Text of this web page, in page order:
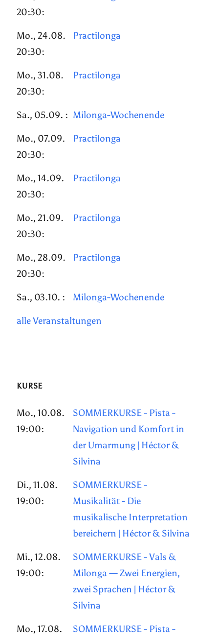
20:30:
Mo., 24.08.
20:30:
Practilonga
Mo., 31.08.
20:30:
Practilonga
Sa., 05.09. : Milonga-Wochenende
Mo., 07.09.
20:30:
Practilonga
Mo., 14.09.
20:30:
Practilonga
Mo., 21.09.
20:30:
Practilonga
Mo., 28.09.
20:30:
Practilonga
Sa., 03.10. : Milonga-Wochenende
alle Veranstaltungen
KURSE
Mo., 10.08.
19:00:
SOMMERKURSE - Pista -
Navigation und Komfort in
der Umarmung | Héctor &
Silvina
Di., 11.08.
19:00:
SOMMERKURSE -
Musikalität - Die
musikalische Interpretation
bereichern | Héctor & Silvina
Mi., 12.08.
19:00:
SOMMERKURSE - Vals &
Milonga — Zwei Energien,
zwei Sprachen | Héctor &
Silvina
Mo., 17.08.
SOMMERKURSE - Pista -